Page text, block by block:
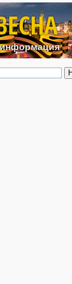
к основному
информация